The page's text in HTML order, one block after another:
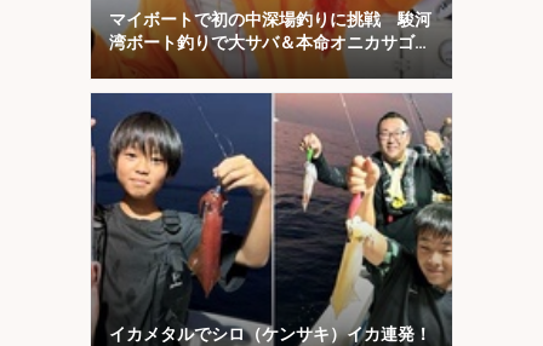
マイボートで初の中深場釣りに挑戦 駿河
湾ボート釣りで大サバ＆本命オニカサゴに
歓喜！
イカメタルでシロ（ケンサキ）イカ連発！